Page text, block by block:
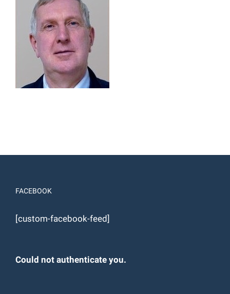
FACEBOOK
[custom-facebook-feed]
Could not authenticate you.